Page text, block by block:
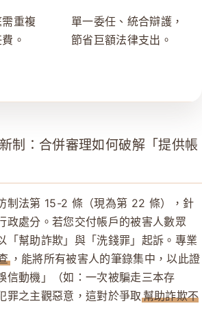
重複
。
單一委任、統合辯護，
節省巨額法律支出。
制：合併審理如何破解「提供帳
制法第 15-2 條（現為第 22 條），針
政處分。若您交付帳戶的被害人數眾
「幫助詐欺」與「洗錢罪」起訴。專業
，能將所有被害人的筆錄集中，以此證
信動機」（如：一次被騙走三本存
罪之主觀惡意，這對於爭取幫助詐欺不